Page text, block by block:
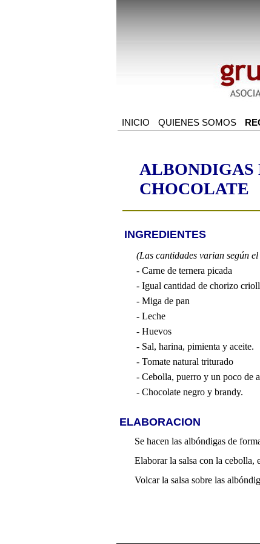
ALBONDIGAS
CHOCOLATE
INGREDIENTES
(Las cantidades varian según
- Carne de ternera picada
- Igual cantidad de chorizo
- Miga de pan
- Leche
- Huevos
- Sal, harina, pimienta y aceite.
- Tomate natural triturado
- Cebolla, puerro y un poco de
- Chocolate negro y brandy.
ELABORACION
Se hacen las albóndigas de
Elaborar la salsa con la cebolla,
Volcar la salsa sobre las